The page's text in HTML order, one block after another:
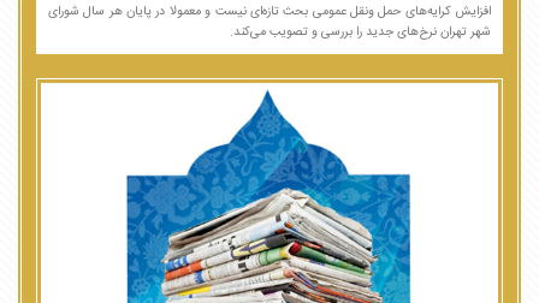
افزایش کرایه‌های حمل ونقل عمومی بحث تازه‌ای نیست و معمولا در پایان هر سال شورای
شهر تهران نرخ‌های جدید را بررسی و تصویب می‌کند.